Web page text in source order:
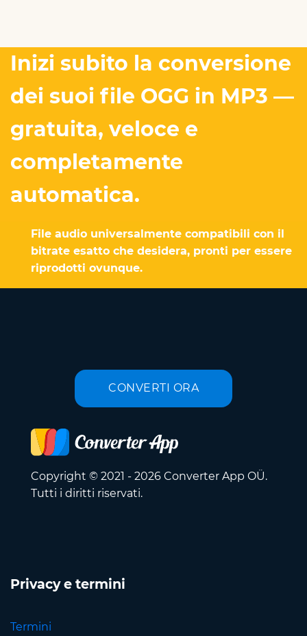
Inizi subito la conversione
dei suoi file OGG in MP3 —
gratuita, veloce e
completamente
automatica.
File audio universalmente compatibili con il
bitrate esatto che desidera, pronti per essere
riprodotti ovunque.
CONVERTI ORA
Copyright © 2021 - 2026 Converter App OÜ.
Tutti i diritti riservati.
Privacy e termini
Termini